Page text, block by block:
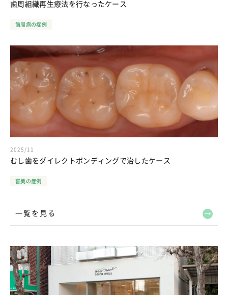
歯周組織再生療法を行なったケース
歯周病の症例
2025/11
むし歯をダイレクトボンディングで治したケース
審美の症例
一覧を見る